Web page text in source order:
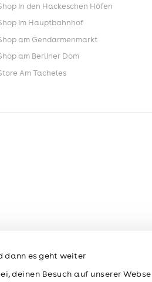
dann es geht weiter
deinen Besuch auf unserer
in den Hackeschen Höfen
im Hauptbahnhof
am Gendarmenmarkt
am Berliner Dom
Am Tacheles